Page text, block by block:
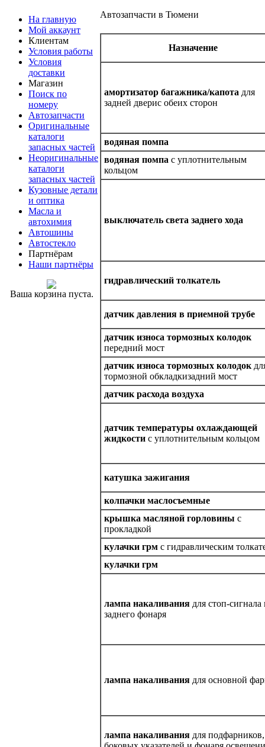
На главную
Мой аккаунт
Клиентам
Условия работы
Условия
доставки
Магазин
Поиск по
номеру
Автозапчасти
Оригинальные
каталоги
запасных частей
Неоригинальные
каталоги
запасных частей
Кузовные детали
и оптика
Масла и
автохимия
Автошины
Автостекло
Партнёрам
Наши партнёры
Ваша корзина пуста.
Автозапчасти в Тюмени
Назначение
амортизатор багажника/капота для
задней дверис обеих сторон
водяная помпа
водяная помпа с уплотнительным
кольцом
выключатель света заднего хода
гидравлический толкатель
датчик давления в приемной трубе
датчик износа тормозных колодок
передний мост
датчик износа тормозных колодок
тормозной обкладкизадний мост
датчик расхода воздуха
датчик температуры охлаждающей
жидкости с уплотнительным кольцом
катушка зажигания
колпачки маслосъемные
крышкa масляной горловины с
прокладкой
кулачки грм c гидравлическим
кулачки грм
лампа накаливания для стоп-сигнала
заднего фонаря
лампа накаливания для основной
лампа накаливания для подфарников,